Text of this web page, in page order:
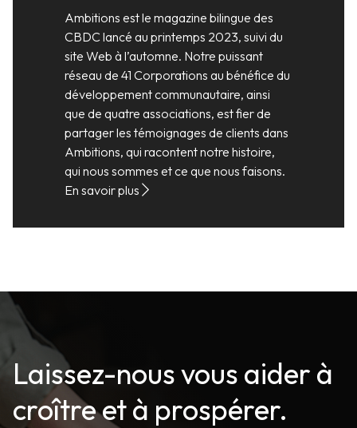
Ambitions est le magazine bilingue des
CBDC lancé au printemps 2023, suivi du
site Web à l’automne. Notre puissant
réseau de 41 Corporations au bénéfice du
développement communautaire, ainsi
que de quatre associations, est fier de
partager les témoignages de clients dans
Ambitions, qui racontent notre histoire,
qui nous sommes et ce que nous faisons.
En savoir plus
Laissez-nous vous aider à
croître et à prospérer.